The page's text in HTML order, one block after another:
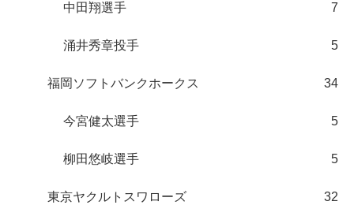
中田翔選手 7
涌井秀章投手 5
福岡ソフトバンクホークス 34
今宮健太選手 5
柳田悠岐選手 5
東京ヤクルトスワローズ 32